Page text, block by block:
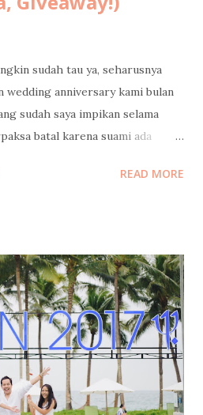
sudah tau ya, seharusnya
wedding anniversary kami bulan
sudah saya impikan selama
batal karena suami ada
serta hajat hidup orang banyak.
Sebuah eco-resort berbentuk
keindahannya belakangan ini
di kalangan blogger dan
ini juga sudah masuk dalam
kali saya "menemukannya" di
lalu. Tepat di hari yang
ke Yunani, saya dan kakak saya
READ MORE